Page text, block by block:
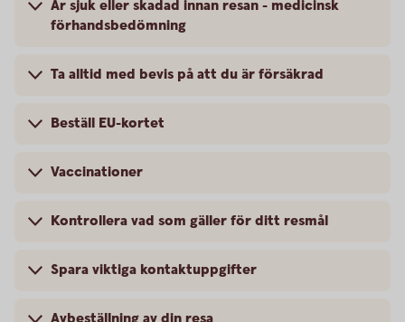
Är sjuk eller skadad innan resan - medicinsk
förhandsbedömning
Ta alltid med bevis på att du är försäkrad
Beställ EU-kortet
Vaccinationer
Kontrollera vad som gäller för ditt resmål
Spara viktiga kontaktuppgifter